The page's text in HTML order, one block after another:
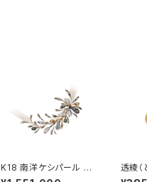
K18 南洋ケシパール 淡
水パール ネックレス
透綾（
かし